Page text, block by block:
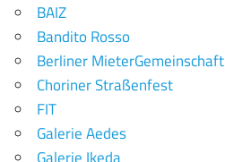
BAIZ
Bandito Rosso
Berliner MieterGemeinschaft
Choriner Straßenfest
FIT
Galerie Aedes